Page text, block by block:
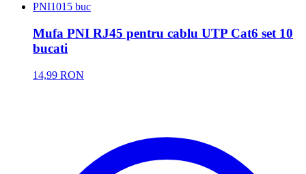
PNI1015 buc
Mufa PNI RJ45 pentru cablu UTP Cat6 set 10
bucati
14,99 RON